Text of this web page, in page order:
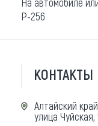
Р-256
КОНТАКТЫ
Алтайский
улица Чуйская,